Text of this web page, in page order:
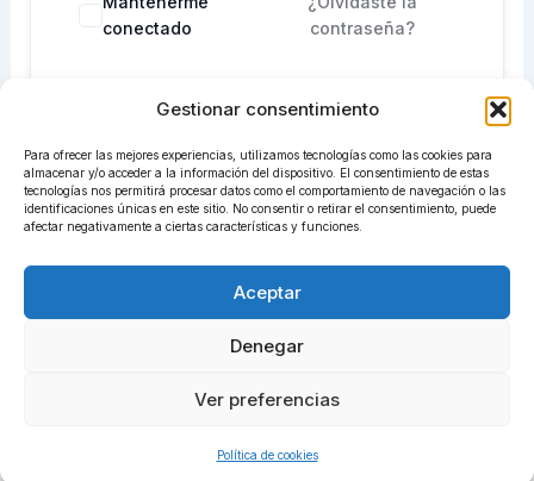
Gestionar consentimiento
Para ofrecer las mejores experiencias, utilizamos tecnologías como las cookies para
almacenar y/o acceder a la información del dispositivo. El consentimiento de estas
tecnologías nos permitirá procesar datos como el comportamiento de navegación o las
identificaciones únicas en este sitio. No consentir o retirar el consentimiento, puede
afectar negativamente a ciertas características y funciones.
Aceptar
Denegar
Ver preferencias
Política de cookies
conectado
contraseña?
Acceder
¿No tienes una cuenta?Regístrate ahora
Todos los derechos © 2026 centrosadiret.com | Funciona